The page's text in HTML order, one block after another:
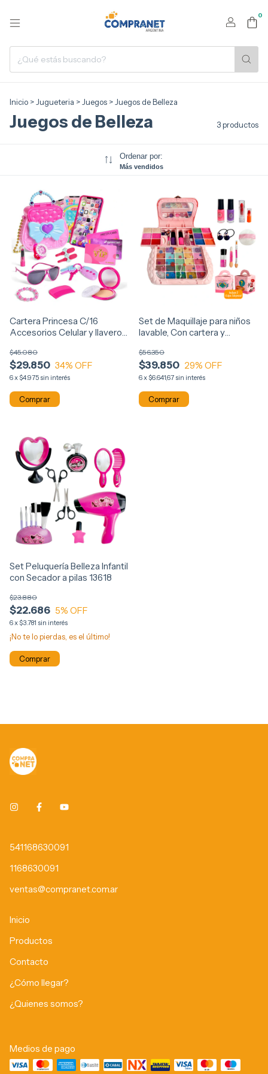
0
Inicio > Jugueteria > Juegos > Juegos de Belleza
Juegos de Belleza 3 productos
Ordenar por:
Más vendidos
Cartera Princesa C/16
Accesorios Celular y llavero
$29.850
$45.080
34% OFF
6x$4.975 sin interés
Set de Maquillaje para niños
lavable, Con cartera y
$39.850
$56.350
29% OFF
6x$6.641,67 sin interés
Set Peluquería Belleza Infantil
con Secador a pilas 13618
$22.686
$23.880
5% OFF
6x$3.781 sin interés
¡No te lo pierdas, es el último!
Comprar
541168630091
1168630091
ventas@compranet.com.ar
Inicio
Productos
Contacto
¿Cómo llegar?
¿Quienes somos?
Medios de pago